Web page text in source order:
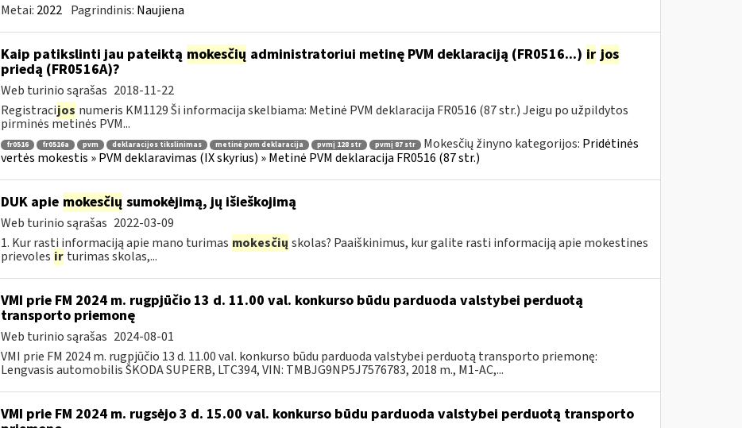
Metai: 2022 Pagrindinis: Naujiena
Kaip patikslinti jau pateiktą mokesčių administratoriui metinę PVM deklaraciją (FR0516...) ir jos
priedą (FR0516A)?
Web turinio sąrašas 2018-11-22
Registracijos numeris KM1129 Ši informacija skelbiama: Metinė PVM deklaracija FR0516 (87 str.) Jeigu po užpildytos
pirminės metinės PVM...
fr0516 fr0516a pvm deklaracijos tikslinimas metinė pvm deklaracija pvmį 128 str pvmį 87 str Mokesčių žinyno kategorijos: Pridėtinės
vertės mokestis » PVM deklaravimas (IX skyrius) » Metinė PVM deklaracija FR0516 (87 str.)
DUK apie mokesčių sumokėjimą, jų išieškojimą
Web turinio sąrašas 2022-03-09
1. Kur rasti informaciją apie mano turimas mokesčių skolas? Paaiškinimus, kur galite rasti informaciją apie mokestines
prievoles ir turimas skolas,...
VMI prie FM 2024 m. rugpjūčio 13 d. 11.00 val. konkurso būdu parduoda valstybei perduotą
transporto priemonę
Web turinio sąrašas 2024-08-01
VMI prie FM 2024 m. rugpjūčio 13 d. 11.00 val. konkurso būdu parduoda valstybei perduotą transporto priemonę:
Lengvasis automobilis ŠKODA SUPERB, LTC394, VIN: TMBJG9NP5J7576783, 2018 m., M1-AC,...
VMI prie FM 2024 m. rugsėjo 3 d. 15.00 val. konkurso būdu parduoda valstybei perduotą transporto